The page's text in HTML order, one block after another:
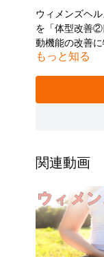
ウィメンズヘ
を「体型改善②
動機能の改善に
四肢や頭頚部
開催日：2025
※受講者様の実
際のセミナー
もっと知る
関連動画